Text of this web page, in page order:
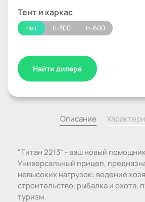
Тент и каркас
Нет h-300 h-600
Найти дилера
Описание
"Титан 2213" - ваш новый
Универсальный прицеп,
невысоких нагрузок: ведение
строительство, рыбалка и охота,
туризм.